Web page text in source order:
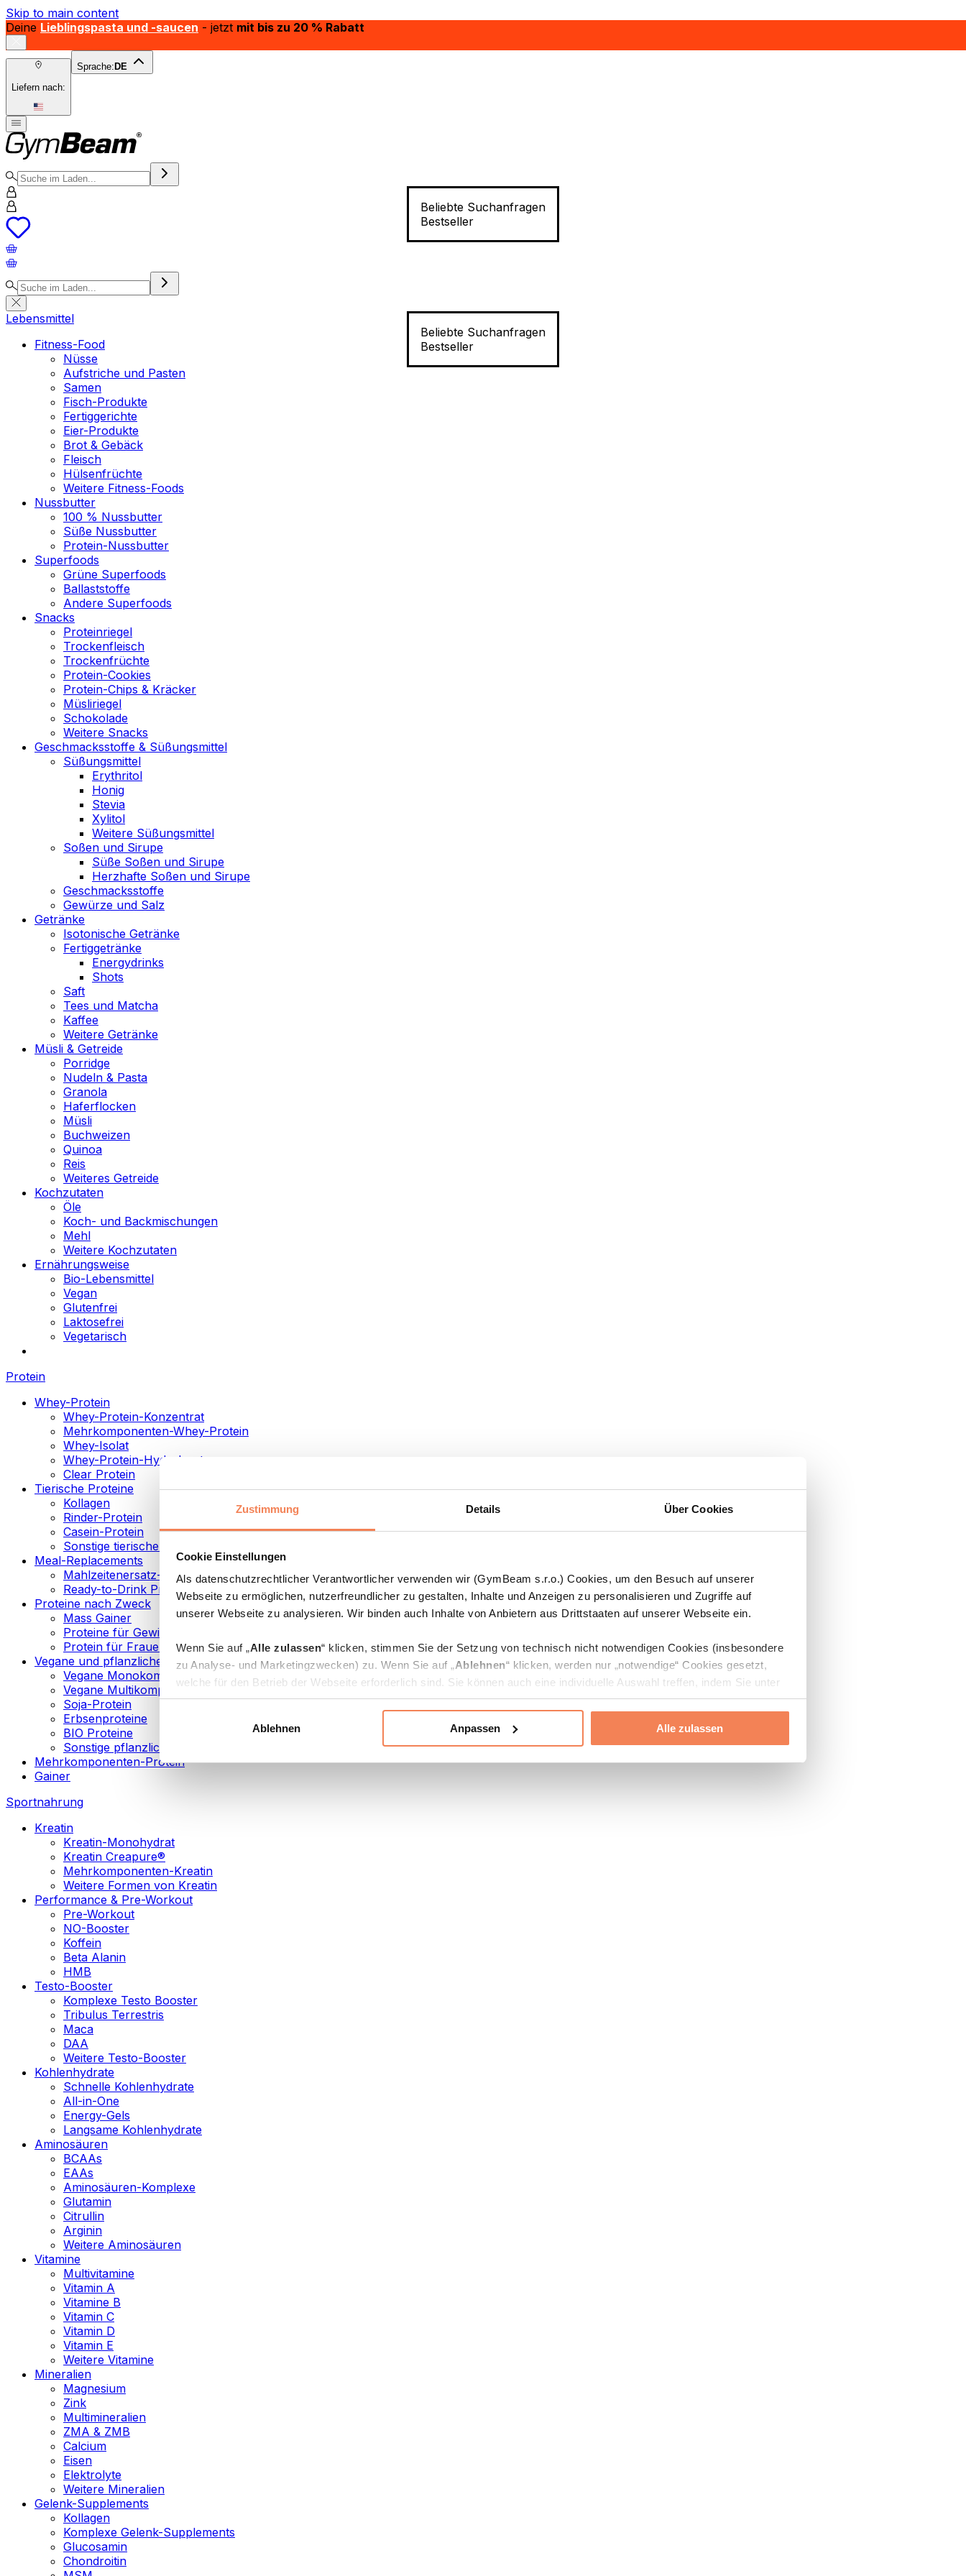
Zustimmung Details Über Cookies
Cookie Einstellungen
Als datenschutzrechtlicher Verantwortlicher verwenden wir (GymBeam s.r.o.) Cookies, um den Besuch auf unserer
Webseite zu ermöglichen, nutzerfreundlicher zu gestalten, Inhalte und Anzeigen zu personalisieren und Zugriffe auf
unserer Webseite zu analysieren. Wir binden auch Inhalte von Anbietern aus Drittstaaten auf unserer Webseite ein.
Wenn Sie auf „Alle zulassen“ klicken, stimmen Sie der Setzung von technisch nicht notwendigen Cookies (insbesondere
zu Analyse- und Marketingzwecken) zu. Wenn Sie auf „Ablehnen“ klicken, werden nur „notwendige“ Cookies gesetzt,
welche für den Betrieb der Webseite erforderlich sind. Sie können auch eine individuelle Auswahl treffen, indem Sie unter
„Anpassen“ einzelne Kategorien an- oder abwählen und „Auswahl erlauben“ klicken.
Weitere Informationen über die Verarbeitung Ihrer Daten finden Sie in den Unterpunkten „Details“ und „Über Cookies“
Ablehnen Anpassen Alle zulassen
Skip to main content
Deine Lieblingspasta und -saucen - jetzt mit bis zu 20 % Rabatt
Liefern nach:
Sprache: DE
Beliebte Suchanfragen
Bestseller
Beliebte Suchanfragen
Bestseller
Lebensmittel
Fitness-Food
Nüsse
Aufstriche und Pasten
Samen
Fisch-Produkte
Fertiggerichte
Eier-Produkte
Brot & Gebäck
Fleisch
Hülsenfrüchte
Weitere Fitness-Foods
Nussbutter
100 % Nussbutter
Süße Nussbutter
Protein-Nussbutter
Superfoods
Grüne Superfoods
Ballaststoffe
Andere Superfoods
Snacks
Proteinriegel
Trockenfleisch
Trockenfrüchte
Protein-Cookies
Protein-Chips & Kräcker
Müsliriegel
Schokolade
Weitere Snacks
Geschmacksstoffe & Süßungsmittel
Süßungsmittel
Erythritol
Honig
Stevia
Xylitol
Weitere Süßungsmittel
Soßen und Sirupe
Süße Soßen und Sirupe
Herzhafte Soßen und Sirupe
Geschmacksstoffe
Gewürze und Salz
Getränke
Isotonische Getränke
Fertiggetränke
Energydrinks
Shots
Saft
Tees und Matcha
Kaffee
Weitere Getränke
Müsli & Getreide
Porridge
Nudeln & Pasta
Granola
Haferflocken
Müsli
Buchweizen
Quinoa
Reis
Weiteres Getreide
Kochzutaten
Öle
Koch- und Backmischungen
Mehl
Weitere Kochzutaten
Ernährungsweise
Bio-Lebensmittel
Vegan
Glutenfrei
Laktosefrei
Vegetarisch
Protein
Whey-Protein
Whey-Protein-Konzentrat
Mehrkomponenten-Whey-Protein
Whey-Isolat
Whey-Protein-Hydrolysat
Clear Protein
Tierische Proteine
Kollagen
Rinder-Protein
Casein-Protein
Sonstige tierische Proteine
Meal-Replacements
Mahlzeitenersatz-Pulver
Ready-to-Drink Proteingetränke
Proteine nach Zweck
Mass Gainer
Proteine für Gewichtsverlust
Protein für Frauen
Vegane und pflanzliche Proteine
Vegane Monokomponenten-Proteine
Vegane Multikomponenten-Proteine
Soja-Protein
Erbsenproteine
BIO Proteine
Sonstige pflanzliche Proteine
Mehrkomponenten-Protein
Gainer
Sportnahrung
Kreatin
Kreatin-Monohydrat
Kreatin Creapure®
Mehrkomponenten-Kreatin
Weitere Formen von Kreatin
Performance & Pre-Workout
Pre-Workout
NO-Booster
Koffein
Beta Alanin
HMB
Testo-Booster
Komplexe Testo Booster
Tribulus Terrestris
Maca
DAA
Weitere Testo-Booster
Kohlenhydrate
Schnelle Kohlenhydrate
All-in-One
Energy-Gels
Langsame Kohlenhydrate
Aminosäuren
BCAAs
EAAs
Aminosäuren-Komplexe
Glutamin
Citrullin
Arginin
Weitere Aminosäuren
Vitamine
Multivitamine
Vitamin A
Vitamine B
Vitamin C
Vitamin D
Vitamin E
Weitere Vitamine
Mineralien
Magnesium
Zink
Multimineralien
ZMA & ZMB
Calcium
Eisen
Elektrolyte
Weitere Mineralien
Gelenk-Supplements
Kollagen
Komplexe Gelenk-Supplements
Glucosamin
Chondroitin